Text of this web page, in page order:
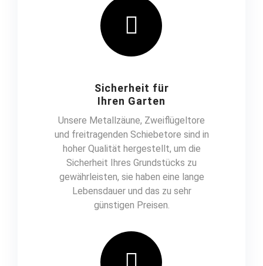
Sicherheit für
Ihren Garten
Unsere Metallzäune, Zweiflügeltore
und freitragenden Schiebetore sind in
hoher Qualität hergestellt, um die
Sicherheit Ihres Grundstücks zu
gewährleisten, sie haben eine lange
Lebensdauer und das zu sehr
günstigen Preisen.